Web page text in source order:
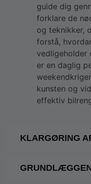
guide dig
forklare de
og teknikker,
forstå,
vedligeholder
er en daglig
kunsten og
effektiv
KLARGØRING